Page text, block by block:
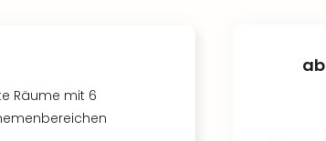
ab
Räume mit 6